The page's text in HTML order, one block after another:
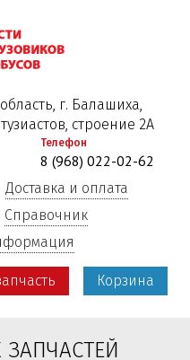
г. Балашиха,
строение 2А
Телефон
8 (968) 022-02-62
Доставка и оплата
Справочник
Корзина